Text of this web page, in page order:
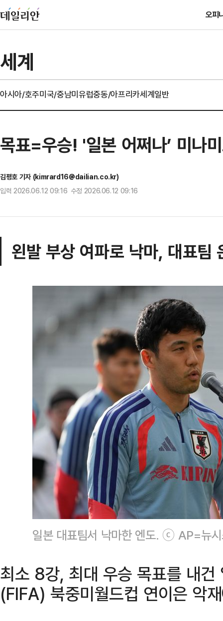
오피
세계
아시아/호주미국/중남미유럽중동/아프리카세계일반
목표=우승! '일본 어쩌나’ 미나
김평호 기자 (kimrard16@dailian.co.kr)
입력 2026.06.12 09:16 수정 2026.06.12 09:16
왼발 부상 여파로 낙마, 대표팀
일본 대표팀서 낙마한 엔도. ⓒ AP=뉴
최소 8강, 최대 우승 목표를 내
(FIFA) 북중미월드컵 연이은 악